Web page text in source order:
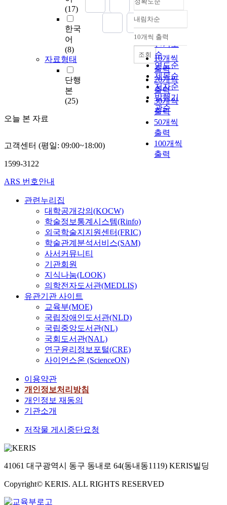
(17)
한국
어
(8)
자료형태
단행
본
(25)
오늘 본 자료
정확도
순
인기도
순
연도순
제목순
저자순
발행기
관순
내림차순
내림차순
10개씩 출력
10개씩
출력
20개씩
출력
30개씩
출력
50개씩
출력
100개씩
출력
조회
고객센터 (평일: 09:00~18:00)
1599-3122
ARS 번호안내
관련누리집
대학공개강의(KOCW)
학술정보통계시스템(Rinfo)
외국학술지지원센터(FRIC)
학술관계분석서비스(SAM)
사서커뮤니티
기관회원
지식나눔(LOOK)
의학전자도서관(MEDLIS)
유관기관 사이트
교육부(MOE)
국립장애인도서관(NLD)
국립중앙도서관(NL)
국회도서관(NAL)
연구윤리정보포털(CRE)
사이언스온 (ScienceON)
이용약관
개인정보처리방침
개인정보 재동의
기관소개
저작물 게시중단요청
41061 대구광역시 동구 동내로 64(동내동1119) KERIS빌딩
Copyright© KERIS. ALL RIGHTS RESERVED